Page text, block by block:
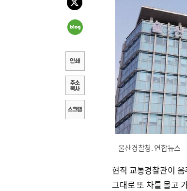
울산경찰청. 연합뉴스
현직 교통경찰관이
그대로 또 차를 몰고